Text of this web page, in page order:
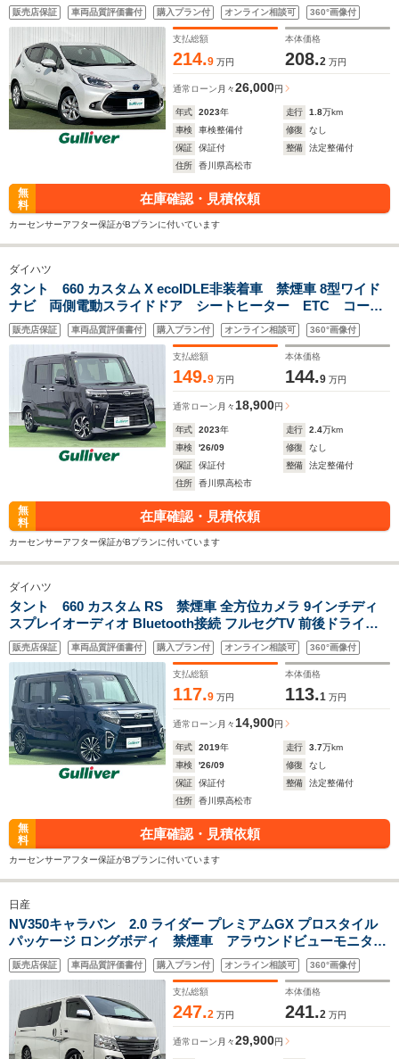
ドラレコ ETC2.0 HUD BSM LEDライト 純正15インチ
AW レーダー探知機 キーレス
販売店保証 車両品質評価書付 購入プラン付 オンライン相談可 360°画像付
支払総額
214.9 万円
本体価格
208.2 万円
通常ローン 月々26,000円
年式 2023年 走行 1.8万km
車検
車検整備付 修復
なし
保証
保証付 整備
法定整備付
住所
香川県高松市
無
料
在庫確認・見積依頼
カーセンサーアフター保証がBプランに付いています
ダイハツ
タント 660 カスタム X ecoIDLE非装着車 禁煙車 8型ワイド
ナビ 両側電動スライドドア シートヒーター ETC コーナ
ーセンサー レーダークルーズコントロール ハーフレザーシ
ート LEDヘッドライト プッシュスタート スマートキー
サンシェード
販売店保証 車両品質評価書付 購入プラン付 オンライン相談可 360°画像付
支払総額
149.9 万円
本体価格
144.9 万円
通常ローン 月々 18,900円
年式 2023年 走行 2.4万km
車検
'26/09 修復
なし
保証
保証付 整備
法定整備付
住所
香川県高松市
無
料
在庫確認・見積依頼
カーセンサーアフター保証がBプランに付いています
ダイハツ
タント 660 カスタム RS 禁煙車 全方位カメラ 9インチディ
スプレイオーディオ Bluetooth接続 フルセグTV 前後ドライブ
レコーダー DVD再生 ビルトインETC スマートアシスト 両
側パワースライドドア 純正マット
販売店保証 車両品質評価書付 購入プラン付 オンライン相談可 360°画像付
支払総額
117.9 万円
本体価格
113.1 万円
通常ローン 月々 14,900円
年式 2019年 走行 3.7万km
車検
'26/09 修復
なし
保証
保証付 整備
法定整備付
住所
香川県高松市
無
料
在庫確認・見積依頼
カーセンサーアフター保証がBプランに付いています
日産
NV350キャラバン 2.0 ライダー プレミアムGX プロスタイル
パッケージ ロングボディ 禁煙車 アラウンドビューモニタ
ー 後席モニターアルパイン 純正エアロパーツ ストラーダ
ナビ パワースライドドア エマージェンシーブレーキ 17イ
ンチアルミホイール 玄武ローダウンパーツ LEDライト
販売店保証 車両品質評価書付 購入プラン付 オンライン相談可 360°画像付
支払総額
247.2 万円
本体価格
241.2 万円
通常ローン 月々29,900円